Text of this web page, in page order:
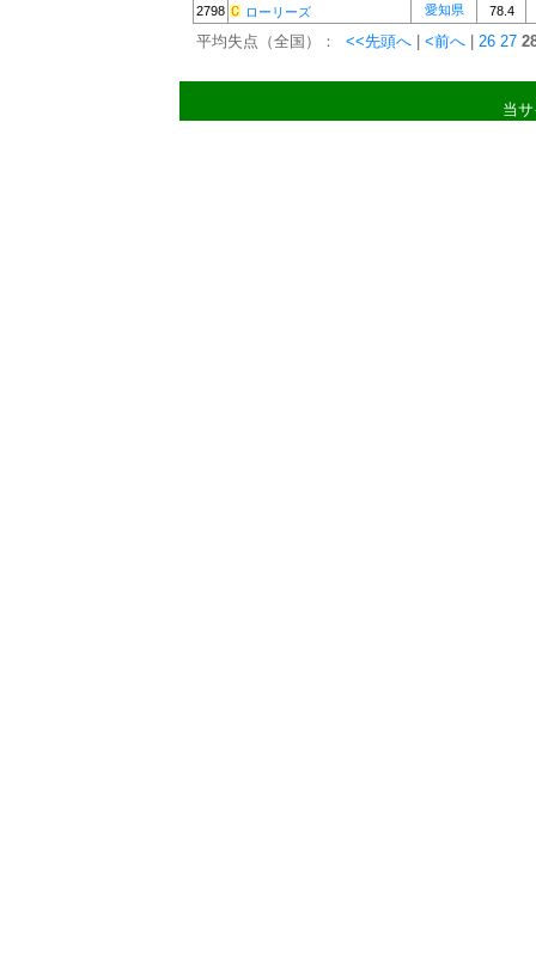
2798 ローリーズ 愛知県 78.4
平均失点（全国）： <<先頭へ <前へ 26 27
当